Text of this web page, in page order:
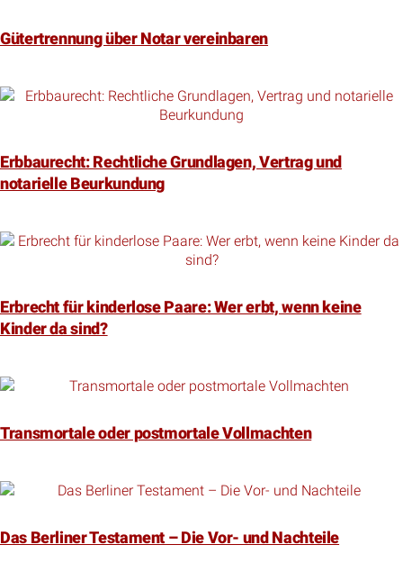
Gütertrennung über Notar vereinbaren
Erbbaurecht: Rechtliche Grundlagen, Vertrag und
notarielle Beurkundung
Erbrecht für kinderlose Paare: Wer erbt, wenn keine
Kinder da sind?
Transmortale oder postmortale Vollmachten
Das Berliner Testament – Die Vor- und Nachteile